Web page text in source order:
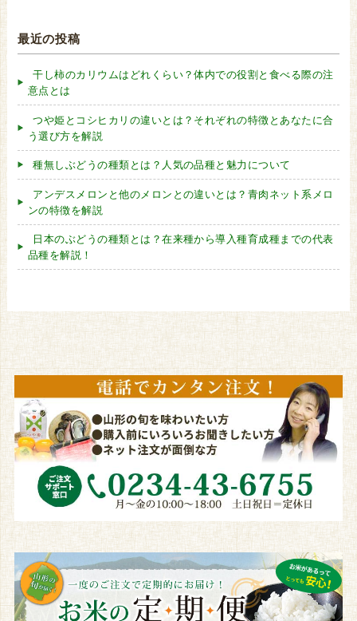
最近の投稿
干し柿のカリウムはどれくらい？体内での役割と食べる際の注
意点とは
つや姫とコシヒカリの違いとは？それぞれの特徴とあなたに合
う選び方を解説
種無しぶどうの種類とは？人気の品種と魅力について
アンデスメロンと他のメロンとの違いとは？青肉ネット系メロ
ンの特徴を解説
日本のぶどうの種類とは？在来種から導入種育成種までの代表
品種を解説！